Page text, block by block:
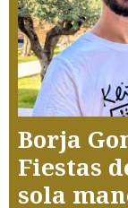
Borja
Fiestas
sola